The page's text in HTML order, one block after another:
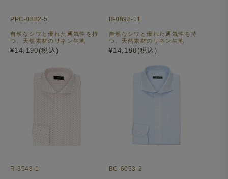
PPC-0882-5
自然なシワと優れた通気性を持
つ、天然素材のリネン生地
¥14,190(税込)
B-0898-11
自然なシワと優れた通気性を持
つ、天然素材のリネン生地
¥14,190(税込)
R-3548-1 BC-6053-2